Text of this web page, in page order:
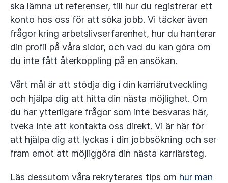
ska lämna ut referenser, till hur du registrerar ett
konto hos oss för att söka jobb. Vi täcker även
frågor kring arbetslivserfarenhet, hur du hanterar
din profil på våra sidor, och vad du kan göra om
du inte fått återkoppling på en ansökan.
Vårt mål är att stödja dig i din karriärutveckling
och hjälpa dig att hitta din nästa möjlighet. Om
du har ytterligare frågor som inte besvaras här,
tveka inte att kontakta oss direkt. Vi är här för
att hjälpa dig att lyckas i din jobbsökning och ser
fram emot att möjliggöra din nästa karriärsteg.
Läs dessutom våra rekryterares tips om hur man